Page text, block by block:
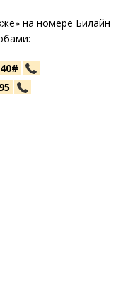
на номере Билайн